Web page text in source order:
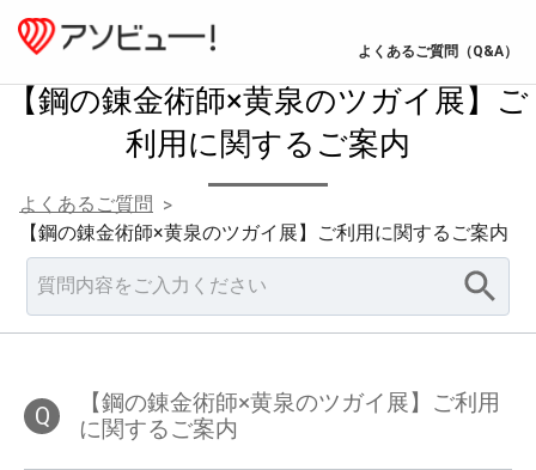
よくあるご質問（Q&A）
【鋼の錬金術師×黄泉のツガイ展】ご
利用に関するご案内
よくあるご質問 >
【鋼の錬金術師×黄泉のツガイ展】ご利用に関するご案内
Q
【鋼の錬金術師×黄泉のツガイ展】ご利用
に関するご案内